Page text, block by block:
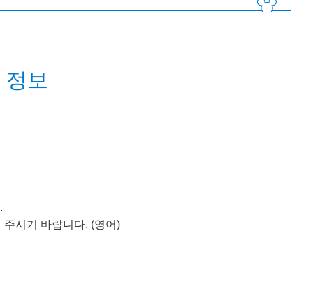
보
주시기 바랍니다. (영어)